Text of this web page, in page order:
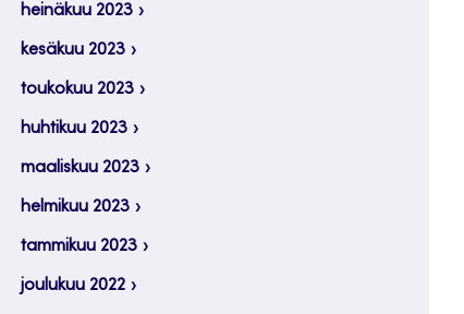
heinäkuu 2023
kesäkuu 2023
toukokuu 2023
huhtikuu 2023
maaliskuu 2023
helmikuu 2023
tammikuu 2023
joulukuu 2022